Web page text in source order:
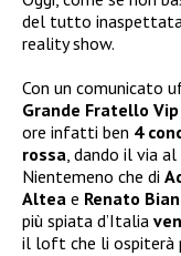
del tutto
reality show.
Con un comunicato
Grande Fratello
ore infatti ben 4
rossa, dando il via
Nientemeno che di
Altea e Renato
più spiata d’Italia
il loft che li ospiterà